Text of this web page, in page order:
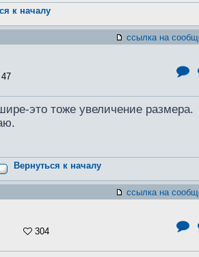
к началу
ссылка на
это тоже увеличение размера.
Вернуться к началу
ссылка на
304